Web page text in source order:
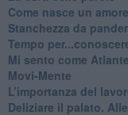
​Come nasce un amore
Stanchezza da
​Tempo
​Mi sento come Atlante
​Movi-Mente
​L’importanza del
​Deliziare il palato.